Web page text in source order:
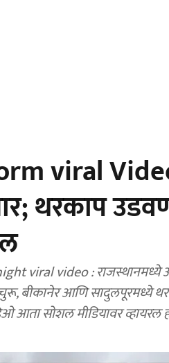
viral
थरकाप
viral video :
बीकानेर आणि सादुलपूरमध्ये
आता सोशल मीडियावर